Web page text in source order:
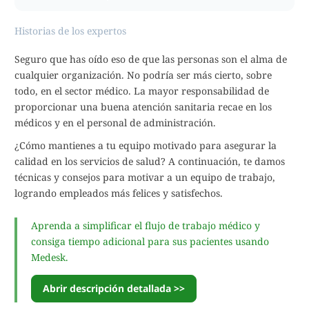
Historias de los expertos
Seguro que has oído eso de que las personas son el alma de
cualquier organización. No podría ser más cierto, sobre
todo, en el sector médico. La mayor responsabilidad de
proporcionar una buena atención sanitaria recae en los
médicos y en el personal de administración.
¿Cómo mantienes a tu equipo motivado para asegurar la
calidad en los servicios de salud? A continuación, te damos
técnicas y consejos para motivar a un equipo de trabajo,
logrando empleados más felices y satisfechos.
Aprenda a simplificar el flujo de trabajo médico y
consiga tiempo adicional para sus pacientes usando
Medesk.
Abrir descripción detallada >>